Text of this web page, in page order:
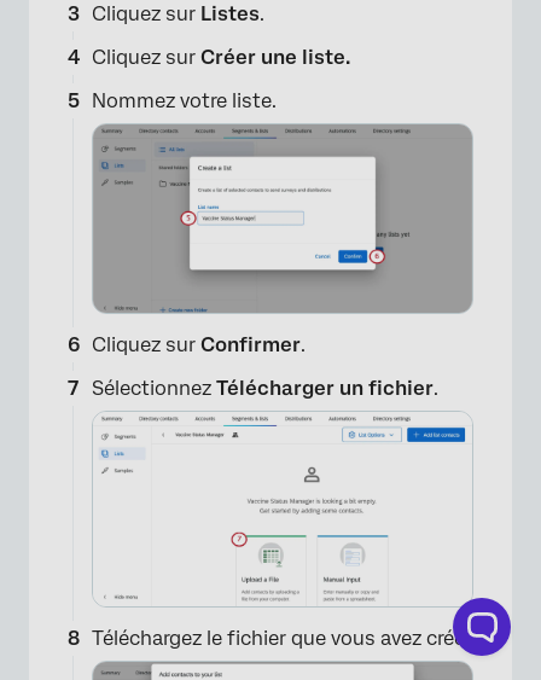
Cliquez sur Listes.
Cliquez sur Créer une liste.
Nommez votre liste.
Cliquez sur Confirmer.
Sélectionnez Télécharger un fichier.
Téléchargez le fichier que vous avez créé.